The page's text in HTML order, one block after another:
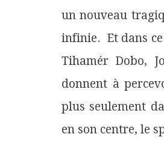
un nouveau
infinie. Et dans
Tihamér Dobo,
donnent à
plus seulement
en son centre, le